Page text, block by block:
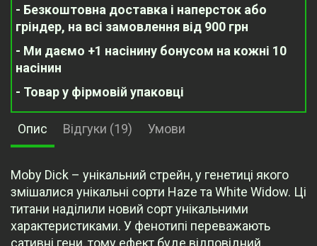
- Безкоштовна доставка і наперсток або
гріндер, на всі замовлення від 900 грн
- Ми даємо +1 насінину бонусом на кожні 10
насінин
- Товар у фірмовій упаковці
Опис Відгуки (19) Умови
Moby Dick – унікальний стрейн, у генетиці якого
змішалися унікальні сорти Haze та White Widow. Ці
титани наділили новий сорт унікальними
характеристиками. У фенотипі переважають